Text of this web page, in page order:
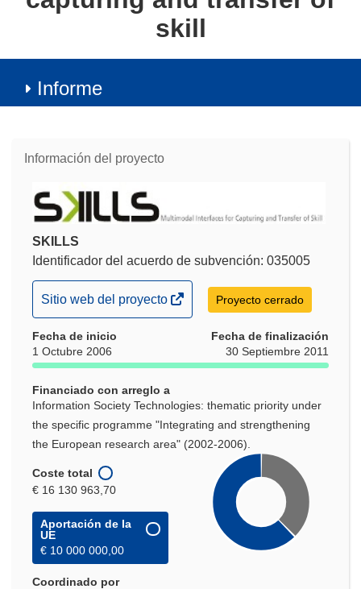
skill
Informe
Información del proyecto
SKILLS
Identificador del acuerdo de subvención: 035005
(se
abrirá
en
una
ventana)
Sitio web del proyecto Proyecto cerrado
Fecha de inicio
1 Octubre 2006
Fecha de finalización
30 Septiembre 2011
Financiado con arreglo a
Information Society Technologies: thematic priority under
the specific programme "Integrating and strengthening
the European research area" (2002-2006).
Coste total
€ 16 130 963,70
Aportación de la
UE
€ 10 000 000,00
Coordinado por